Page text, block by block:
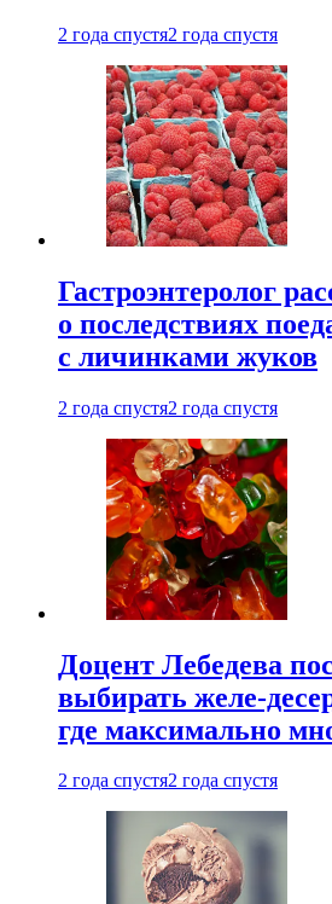
2 года спустя2 года спустя
Гастроэнтеролог
о последствиях
с личинками жуков
2 года спустя2 года спустя
Доцент Лебедева
выбирать желе-
где максимально
2 года спустя2 года спустя